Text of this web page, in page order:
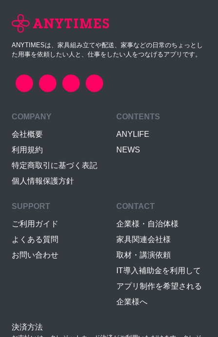
ANYTIMESは、家具組み立てや配送、家事などの日常のちょっとし
た用事を依頼したい人と、仕事をしたい人をつなげるアプリです。
COMPANY
会社概要
利用規約
特定商取引に基づく表記
個人情報保護方針
CONTENTS
ANYLIFE
NEWS
SUPPORT
ご利用ガイド
よくある質問
お問い合わせ
CONTACT
企業様・自治体様
家具関連会社様
取材・講演依頼
IT導入補助金を利用して
アプリ制作を希望される
企業様へ
決済方法